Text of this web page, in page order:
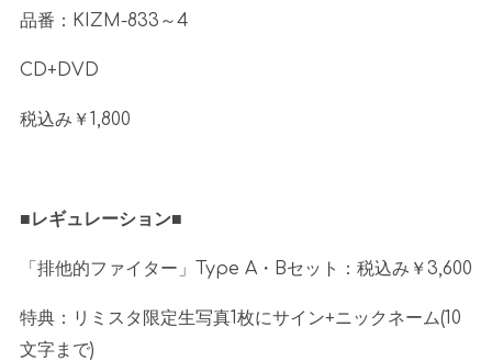
品番： KIZM-833 ～4
CD+DVD
税込み￥1,800
■レギュレーション■
「排他的ファイター」 Type A・ Bセット：税込み￥ 3,600
特典：リミスタ限定生写真1枚にサイン+ニックネーム(10
文字まで)